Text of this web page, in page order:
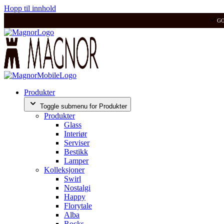
Hopp til innhold
Produkter
Toggle submenu for Produkter
Produkter
Glass
Interiør
Serviser
Bestikk
Lamper
Kolleksjoner
Swirl
Nostalgi
Happy
Florytale
Alba